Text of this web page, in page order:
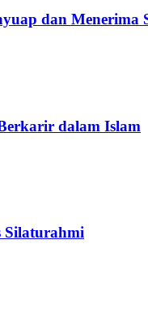
dan Menerima
dalam Islam
Silaturahmi